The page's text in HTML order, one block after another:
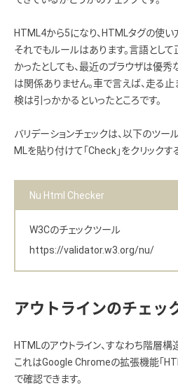
HTML4から5になり、HTMLタグの使い
それでもルールはあります。言語とし
かったとしても、最近のブラウザは優秀
は関係ありません。車で言えば、走る
検は引っかかるといったところです。
バリデーションチェックは、以下のツー
MLを貼り付けて「Check」をクリックす
Nu Html Checker
W3Cのチェックツール
https://validator.w3.org/nu/
アウトラインのチェッ
HTMLのアウトライン、すなわち階層構
これはGoogle Chromeの拡張機能「
で確認できます。